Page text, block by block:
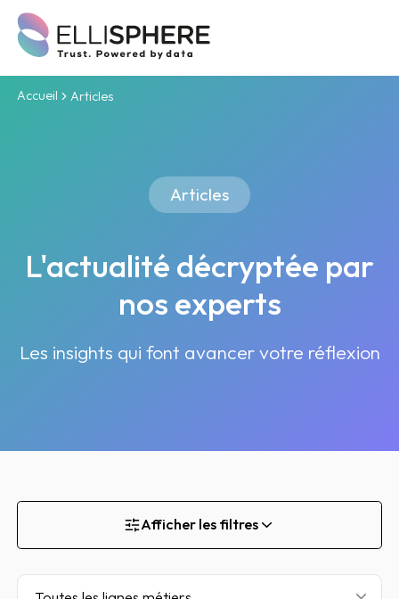
Accueil Articles
Articles
L'actualité décryptée par
nos experts
Les insights qui font avancer votre réflexion
Afficher les filtres